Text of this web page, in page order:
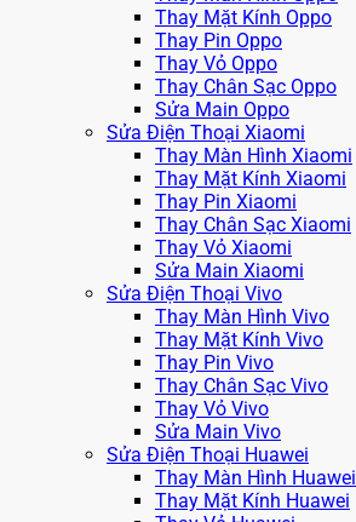
Thay Mặt Kính Oppo
Thay Pin Oppo
Thay Vỏ Oppo
Thay Chân Sạc Oppo
Sửa Main Oppo
Sửa Điện Thoại Xiaomi
Thay Màn Hình Xiaomi
Thay Mặt Kính Xiaomi
Thay Pin Xiaomi
Thay Chân Sạc Xiaomi
Thay Vỏ Xiaomi
Sửa Main Xiaomi
Sửa Điện Thoại Vivo
Thay Màn Hình Vivo
Thay Mặt Kính Vivo
Thay Pin Vivo
Thay Chân Sạc Vivo
Thay Vỏ Vivo
Sửa Main Vivo
Sửa Điện Thoại Huawei
Thay Màn Hình Huawei
Thay Mặt Kính Huawei